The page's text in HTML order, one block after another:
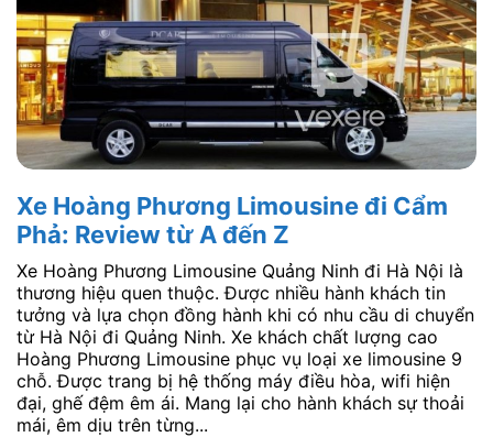
Xe Hoàng Phương Limousine đi Cẩm
Phả: Review từ A đến Z
Xe Hoàng Phương Limousine Quảng Ninh đi Hà Nội là
thương hiệu quen thuộc. Được nhiều hành khách tin
tưởng và lựa chọn đồng hành khi có nhu cầu di chuyển
từ Hà Nội đi Quảng Ninh. Xe khách chất lượng cao
Hoàng Phương Limousine phục vụ loại xe limousine 9
chỗ. Được trang bị hệ thống máy điều hòa, wifi hiện
đại, ghế đệm êm ái. Mang lại cho hành khách sự thoải
mái, êm dịu trên từng...